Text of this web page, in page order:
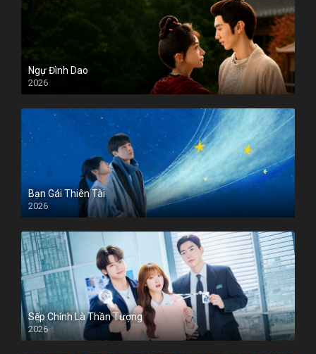
Ngự Đình Dao
2026
Bạn Gái Thiên Tài
2026
Sếp Chính Là Thần Tượng
2026